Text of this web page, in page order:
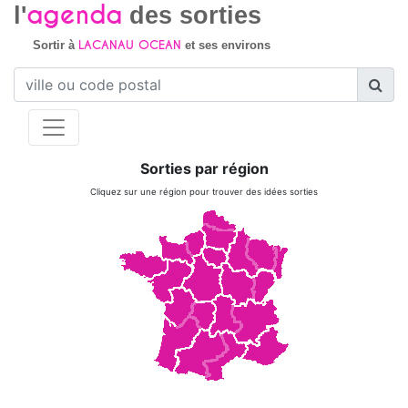
l'agenda des sorties
Sortir à LACANAU OCEAN et ses environs
Sorties par région
Cliquez sur une région pour trouver des idées sorties